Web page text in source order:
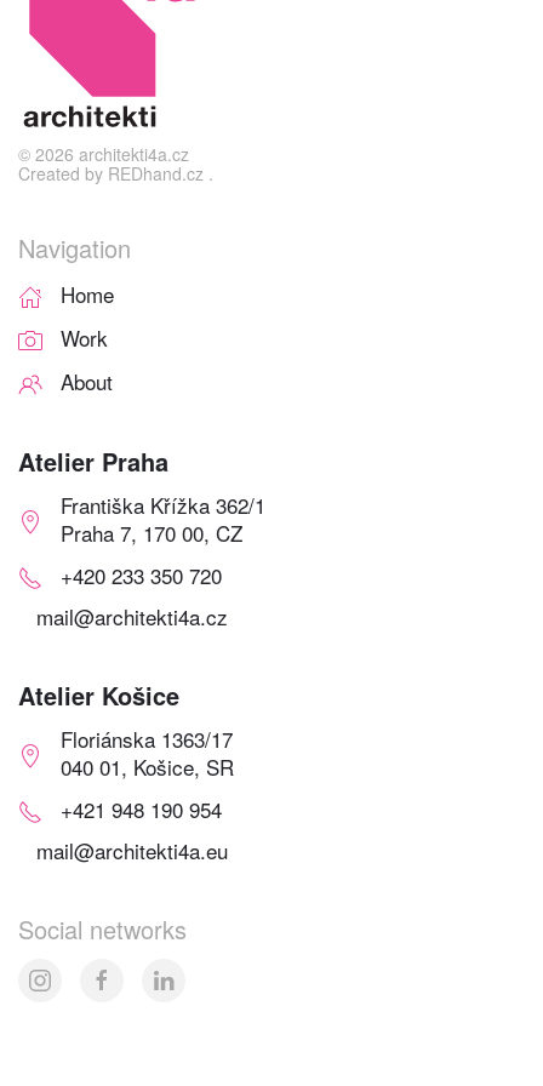
© 2026 architekti4a.cz
Created by REDhand.cz .
Navigation
Home
Work
About
Atelier Praha
Františka Křížka 362/1
Praha 7, 170 00, CZ
+420 233 350 720
mail@architekti4a.cz
Atelier Košice
Floriánska 1363/17
040 01, Košice, SR
+421 948 190 954
mail@architekti4a.eu
Social networks